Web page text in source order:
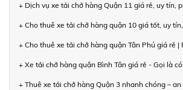
+ Dịch vụ xe tải chở hàng Quận 11 giá rẻ, uy tín,
+ Cho thuê xe tải chở hàng quận 10 giá tốt, uy
+ Cho thuê xe tải chở hàng quận Tân Phú giá rẻ |
+ Xe tải chở hàng quận Bình Tân giá rẻ - Gọi là
+ Thuê xe tải chở hàng Quận 3 nhanh chóng – an